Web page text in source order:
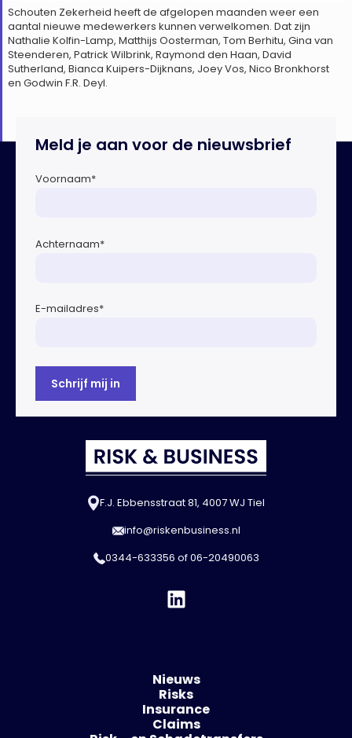
Schouten Zekerheid heeft de afgelopen maanden weer een
aantal nieuwe medewerkers kunnen verwelkomen. Dat zijn
Nathalie Kolfin-Lamp, Matthijs Oosterman, Tom Berhitu, Gina van
Steenderen, Patrick Wilbrink, Raymond den Haan, David
Sutherland, Bianca Kuipers-Dijknans, Joey Vos, Nico Bronkhorst
en Godwin F.R. Deyl.
Meld je aan voor de nieuwsbrief
Voornaam*
Achternaam*
E-mailadres*
F.J. Ebbensstraat 81, 4007 WJ Tiel
info@riskenbusiness.nl
0344-633356 of06-20490063
Nieuws
Risks
Insurance
Claims